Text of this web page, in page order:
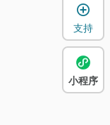
支持
小程序